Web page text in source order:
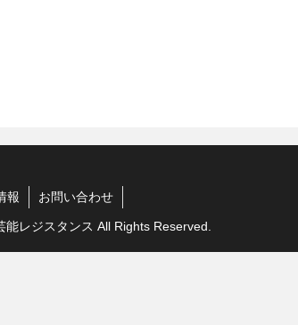
報 お問い合わせ
レジスタンス All Rights Reserved.